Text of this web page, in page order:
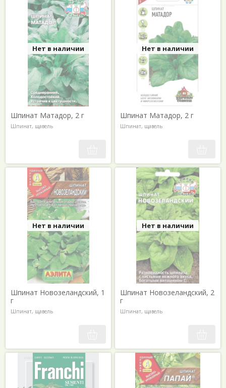
Нет в наличии
Шпинат Матадор, 2 г
Шпинат, щавель
Нет в наличии
Шпинат Матадор, 2 г
Шпинат, щавель
Нет в наличии
Шпинат Новозеландский, 1
г
Шпинат, щавель
Нет в наличии
Шпинат Новозеландский, 2
г
Шпинат, щавель